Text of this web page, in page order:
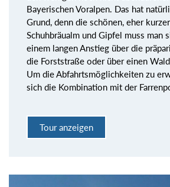
Bayerischen Voralpen. Das hat
Grund, denn die schönen, eher
Schuhbräualm und Gipfel muss man
einem langen Anstieg über die
die Forststraße oder über einen
Um die Abfahrtsmöglichkeiten zu
sich die Kombination mit der
Tour anzeigen